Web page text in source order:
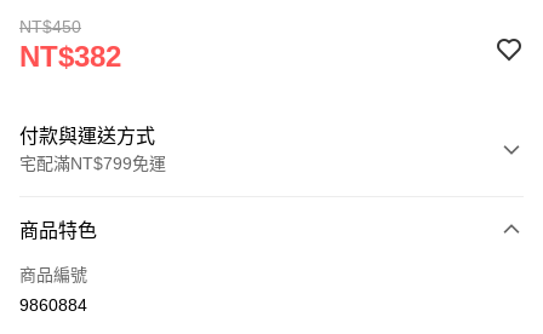
NT$450
NT$382
付款與運送方式
宅配滿NT$799免運
icash Pay
信用卡一次付款
商品特色
商品編號
9860884